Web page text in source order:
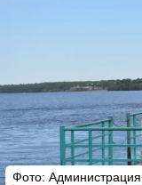
Фото: